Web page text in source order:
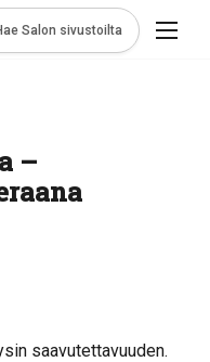
Salon sivustoilta
–
saavutettavuuden.